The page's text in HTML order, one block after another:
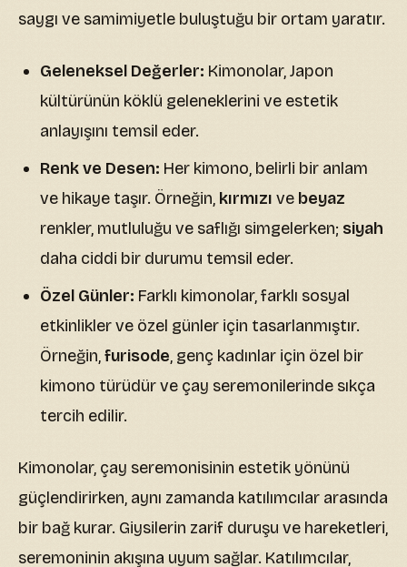
saygı ve samimiyetle buluştuğu bir ortam yaratır.
Geleneksel Değerler: Kimonolar, Japon
kültürünün köklü geleneklerini ve estetik
anlayışını temsil eder.
Renk ve Desen: Her kimono, belirli bir anlam
ve hikaye taşır. Örneğin, kırmızı ve beyaz
renkler, mutluluğu ve saflığı simgelerken; siyah
daha ciddi bir durumu temsil eder.
Özel Günler: Farklı kimonolar, farklı sosyal
etkinlikler ve özel günler için tasarlanmıştır.
Örneğin,furisode, genç kadınlar için özel bir
kimono türüdür ve çay seremonilerinde sıkça
tercih edilir.
Kimonolar, çay seremonisinin estetik yönünü
güçlendirirken, aynı zamanda katılımcılar arasında
bir bağ kurar. Giysilerin zarif duruşu ve hareketleri,
seremoninin akışına uyum sağlar. Katılımcılar,